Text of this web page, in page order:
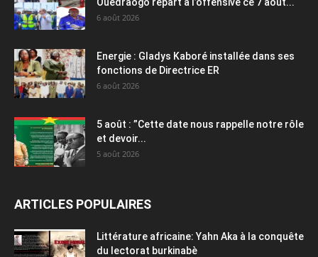
6 août 2026
Energie : Gladys Kaboré installée dans ses
fonctions de Directrice ER
6 août 2026
5 août : ”Cette date nous rappelle notre rôle
et devoir...
5 août 2026
ARTICLES POPULAIRES
Littérature africaine: Yahn Aka à la conquête
du lectorat burkinabè